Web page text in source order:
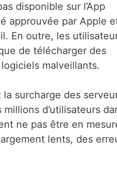
disponible sur l’App
approuvée par Apple
En outre, les
de télécharger des
malveillants.
surcharge des
d’utilisateurs
ne pas être en
lents, des